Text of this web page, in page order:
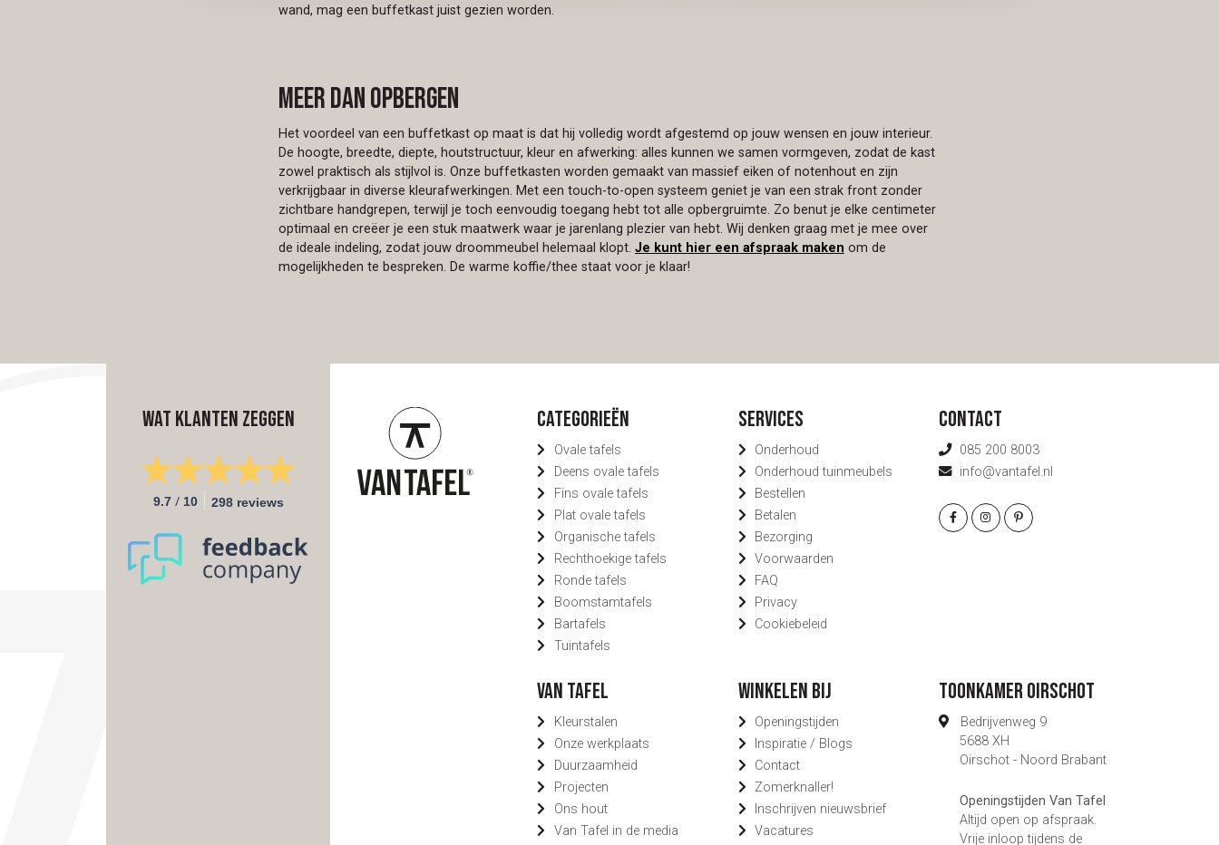
wand, mag een buffetkast juist gezien worden.
Meer dan opbergen
Het voordeel van een buffetkast op maat is dat hij volledig wordt afgestemd op jouw wensen en jouw interieur.
De hoogte, breedte, diepte, houtstructuur, kleur en afwerking: alles kunnen we samen vormgeven, zodat de kast
zowel praktisch als stijlvol is. Onze buffetkasten worden gemaakt van massief eiken of notenhout en zijn
verkrijgbaar in diverse kleurafwerkingen. Met een touch-to-open systeem geniet je van een strak front zonder
zichtbare handgrepen, terwijl je toch eenvoudig toegang hebt tot alle opbergruimte. Zo benut je elke centimeter
optimaal en creëer je een stuk maatwerk waar je jarenlang plezier van hebt. Wij denken graag met je mee over
de ideale indeling, zodat jouw droommeubel helemaal klopt. Je kunt hier een afspraak maken om de
mogelijkheden te bespreken. De warme koffie/thee staat voor je klaar!
Wat klanten zeggen
9.7 / 10 298 reviews
Categorieën
Ovale tafels
Deens ovale tafels
Fins ovale tafels
Plat ovale tafels
Organische tafels
Rechthoekige tafels
Ronde tafels
Boomstamtafels
Bartafels
Tuintafels
Services
Onderhoud
Onderhoud tuinmeubels
Bestellen
Betalen
Bezorging
Voorwaarden
FAQ
Privacy
Cookiebeleid
Van Tafel
Kleurstalen
Onze werkplaats
Duurzaamheid
Projecten
Ons hout
Van Tafel in de media
Winkelen bij
Openingstijden
Inspiratie / Blogs
Contact
Zomerknaller!
Inschrijven nieuwsbrief
Vacatures
Toonkamer Oirschot
Bedrijvenweg 9
5688 XH
Oirschot - Noord Brabant
Openingstijden Van Tafel
Altijd open op afspraak.
Vrije inloop tijdens de
Contact
085 200 8003
info@vantafel.nl